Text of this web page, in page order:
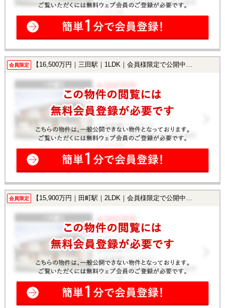
会員限定 【16,500万円｜三田駅｜1LDK｜会員様限定で公開中！】
会員限定 【15,900万円｜田町駅｜2LDK｜会員様限定で公開中！】